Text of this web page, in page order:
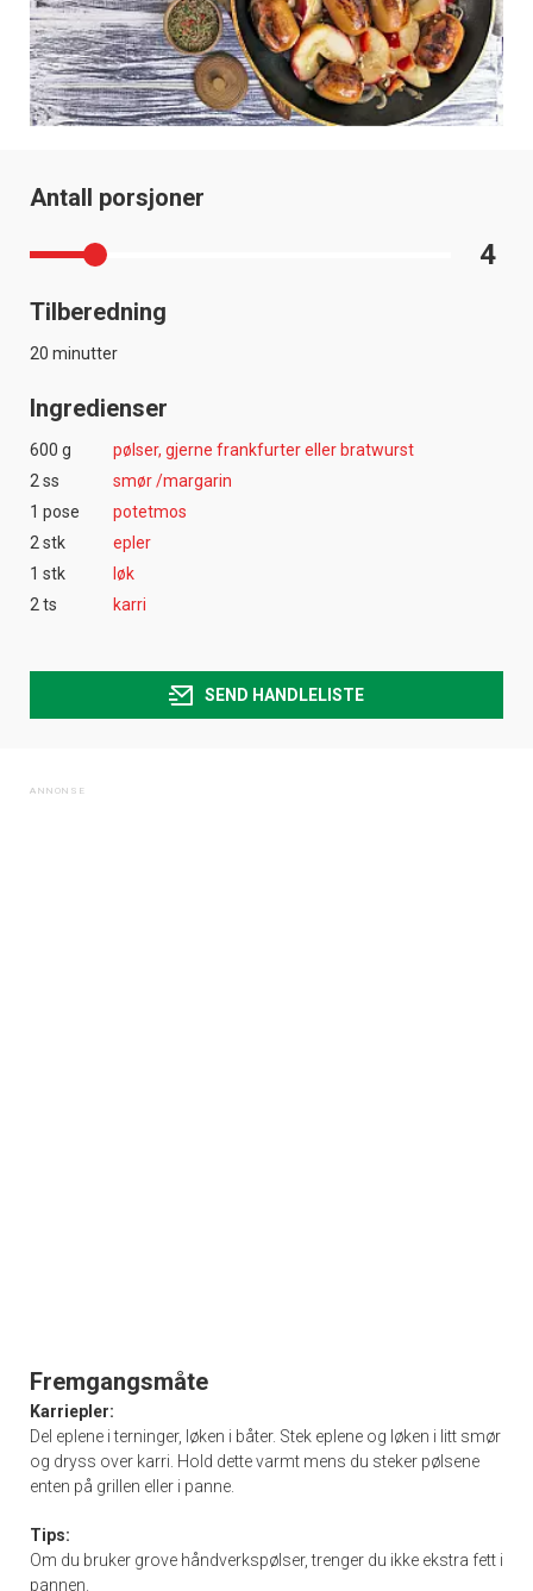
Antall porsjoner
4
Tilberedning
20 minutter
Ingredienser
600 g
pølser, gjerne frankfurter eller bratwurst
2 ss
smør /margarin
1 pose
potetmos
2 stk
epler
1 stk
løk
2 ts
karri
SEND HANDLELISTE
Fremgangsmåte
Karriepler:
Del eplene i terninger, løken i båter. Stek eplene og løken i litt smør
og dryss over karri. Hold dette varmt mens du steker pølsene
enten på grillen eller i panne.
Tips:
Om du bruker grove håndverkspølser, trenger du ikke ekstra fett i
pannen.